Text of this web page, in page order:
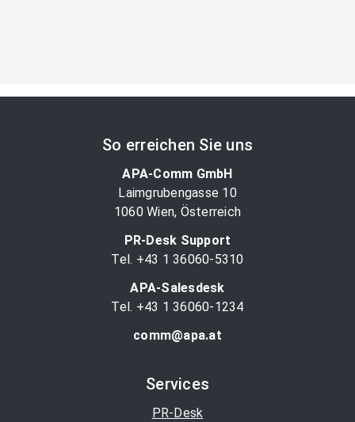
So erreichen Sie uns
APA-Comm GmbH
Laimgrubengasse 10
1060 Wien, Österreich
PR-Desk Support
Tel. +43 1 36060-5310
APA-Salesdesk
Tel. +43 1 36060-1234
comm@apa.at
Services
PR-Desk